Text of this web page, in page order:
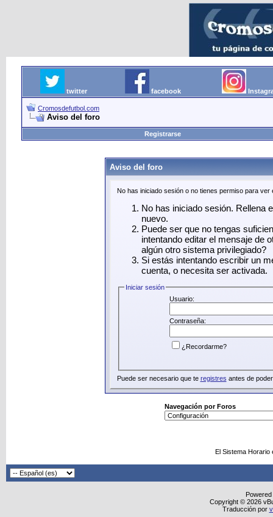
twitter facebook
Cromosdefutbol.com
Aviso del foro
Registrarse
Aviso del foro
No has iniciado sesión o no tienes permiso para
No has iniciado sesión. Rellena
nuevo.
Puede ser que no tengas
intentando editar el mensaje de
algún otro sistema privilegiado?
Si estás intentando escribir un
cuenta, o necesita ser activada.
Iniciar sesión
Usuario:
Contraseña:
¿Recordarme?
Puede ser necesario que te registres antes de
Navegación por Foros
El Sistema
Copyright © 2026
Traducción por